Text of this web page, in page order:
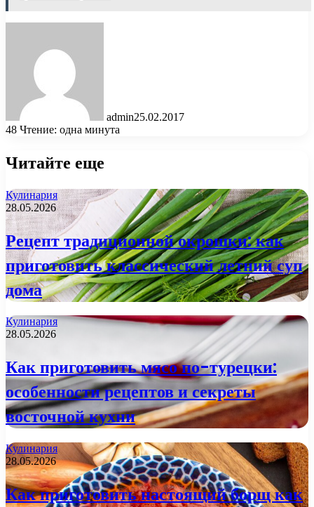
admin25.02.2017
48 Чтение: одна минута
Читайте еще
Кулинария
28.05.2026
Рецепт традиционной окрошки: как
приготовить классический летний суп
дома
Кулинария
28.05.2026
Как приготовить мясо по-турецки:
особенности рецептов и секреты
восточной кухни
Кулинария
28.05.2026
Как приготовить настоящий борщ как